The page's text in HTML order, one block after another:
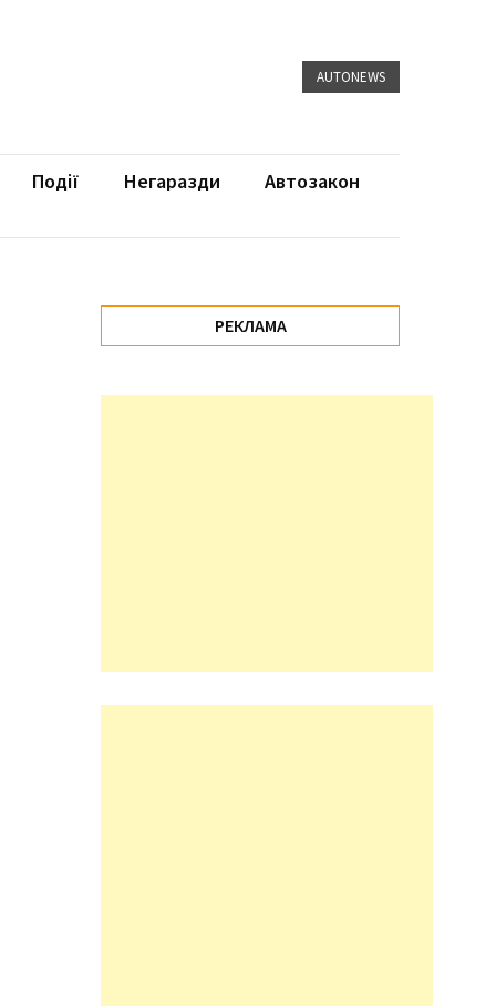
AUTONEWS
Події Негаразди Автозакон
РЕКЛАМА